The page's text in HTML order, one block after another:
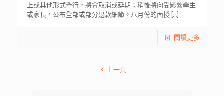
上或其他形式舉行，將會取消或延期；稍後將向受影響學生
或家長，公布全部或部分退款細節。八月份的面授[…]
閱讀更多
上一頁